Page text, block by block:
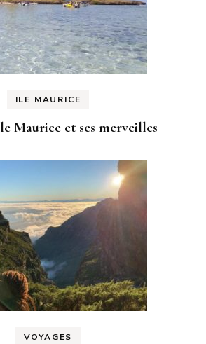
ILE MAURICE
Maurice et ses merveilles
VOYAGES